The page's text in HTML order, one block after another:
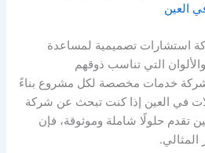
العين
استشارات تصميمية لمساعدة
التي تناسب ذوقهم
خدمات مخصصة لكل مشروع بناءً
في العين إذا كنت تبحث عن شركة
تقدم حلولًا شاملة وموثوقة، فإن